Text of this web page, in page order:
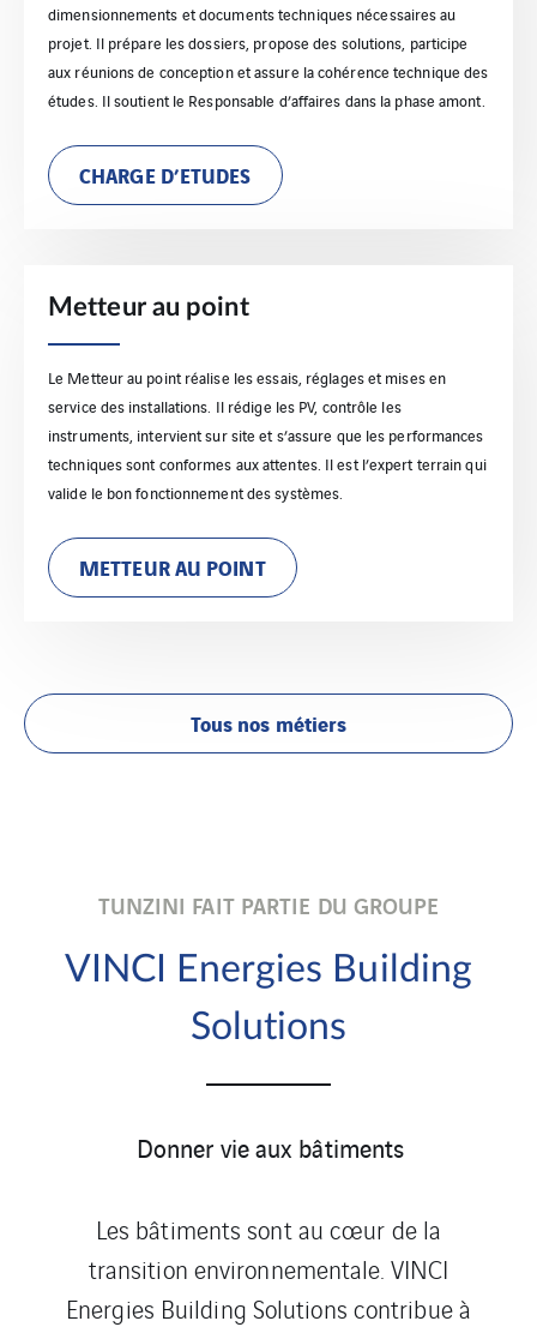
dimensionnements et documents techniques nécessaires au
projet. Il prépare les dossiers, propose des solutions, participe
aux réunions de conception et assure la cohérence technique des
études. Il soutient le Responsable d’affaires dans la phase amont.
CHARGE D’ETUDES
Metteur au point
Le Metteur au point réalise les essais, réglages et mises en
service des installations. Il rédige les PV, contrôle les
instruments, intervient sur site et s’assure que les performances
techniques sont conformes aux attentes. Il est l’expert terrain qui
valide le bon fonctionnement des systèmes.
METTEUR AU POINT
Tous nos métiers
TUNZINI FAIT PARTIE DU GROUPE
VINCI Energies Building
Solutions
Donner vie aux bâtiments
Les bâtiments sont au cœur de la
transition environnementale. VINCI
Energies Building Solutions contribue à